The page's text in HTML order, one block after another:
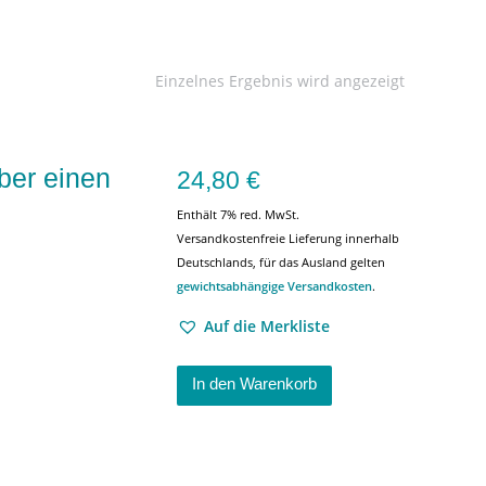
Einzelnes Ergebnis wird angezeigt
einen
24,80 €
Enthält 7% red. MwSt.
Versandkostenfreie Lieferung innerhalb
Deutschlands, für das Ausland gelten
gewichtsabhängige Versandkosten.
Auf die Merkliste
In den Warenkorb